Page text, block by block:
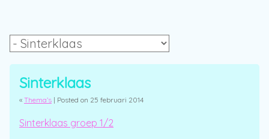
Sinterklaas
« Thema’s | Posted on 25 februari 2014
Sinterklaas groep 1/2